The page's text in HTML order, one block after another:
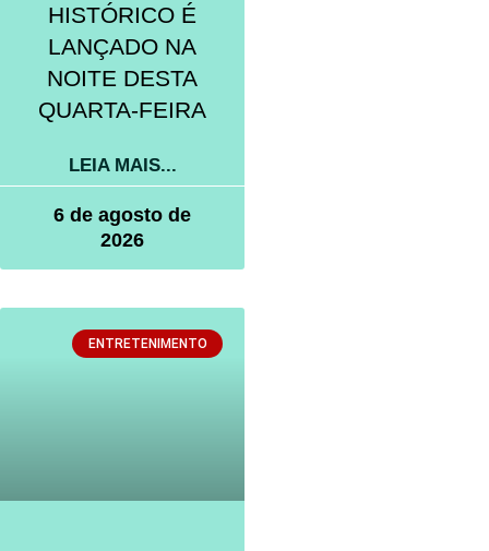
HISTÓRICO É
LANÇADO NA
NOITE DESTA
QUARTA-FEIRA
LEIA MAIS...
6 de agosto de
2026
ENTRETENIMENTO